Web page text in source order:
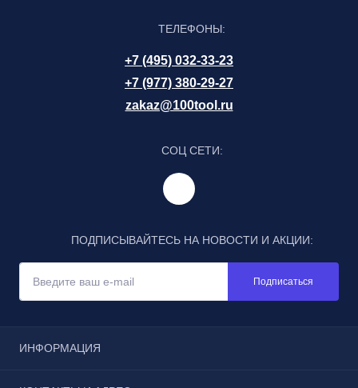
ТЕЛЕФОНЫ:
+7 (495) 032-33-23
+7 (977) 380-29-27
zakaz@100tool.ru
СОЦ СЕТИ:
ПОДПИСЫВАЙТЕСЬ НА НОВОСТИ И АКЦИИ:
Подписаться
ИНФОРМАЦИЯ